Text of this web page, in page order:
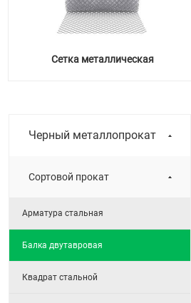
Сетка металлическая
Черный металлопрокат
Сортовой прокат
Арматура стальная
Балка двутавровая
Квадрат стальной